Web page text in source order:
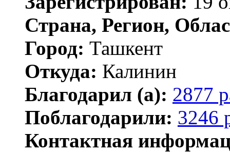
Страна, Регион,
Город: Ташкент
Откуда: Калинин
Благодарил (а): 2877
Поблагодарили: 3246
Контактная